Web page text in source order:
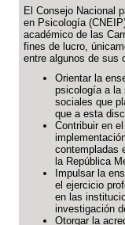
El Consejo Nacional
en Psicología
académico de las
fines de lucro,
entre algunos de sus
Orientar la
psicología a la
sociales que
que a esta
Contribuir en
contempladas
la República
Impulsar la
el ejercicio
en las
investigación
Otorgar la